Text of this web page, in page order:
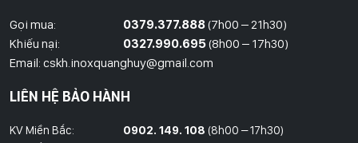
Hotline: 09786.01.388 ( Mr. Huy )
Thái Bình
Đối diện ủy ban nhân dân xã Vũ Hoà - Kiến Xương - Thái Bình
Hotline: 037.9377.888 ( Ms. Dung )
Gọi mua: 0379.377.888(7h00 – 21h30)
Khiếu nại:
0327.990.695(8h00 – 17h30)
Email: cskh.inoxquanghuy@gmail.com
LIÊN HỆ BẢO HÀNH
KV Miền Bắc: 0902. 149. 108 (8h00 – 17h30)